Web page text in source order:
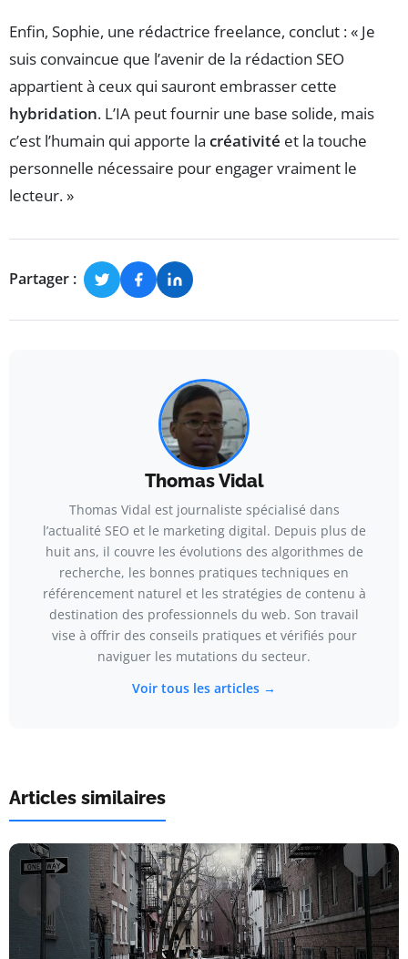
Enfin, Sophie, une rédactrice freelance, conclut : « Je
suis convaincue que l’avenir de la rédaction SEO
appartient à ceux qui sauront embrasser cette
hybridation. L’IA peut fournir une base solide, mais
c’est l’humain qui apporte la créativité et la touche
personnelle nécessaire pour engager vraiment le
lecteur. »
Partager :
Thomas Vidal
Thomas Vidal est journaliste spécialisé dans
l’actualité SEO et le marketing digital. Depuis plus de
huit ans, il couvre les évolutions des algorithmes de
recherche, les bonnes pratiques techniques en
référencement naturel et les stratégies de contenu à
destination des professionnels du web. Son travail
vise à offrir des conseils pratiques et vérifiés pour
naviguer les mutations du secteur.
Voir tous les articles →
Articles similaires